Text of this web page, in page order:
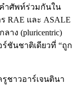
ำศัพท์ร่วมกันใน
RAE และ ASALE
าง (pluricentric)
ชันชาติเดียวที่ “ถูก
ชาวอาร์เจนตินา